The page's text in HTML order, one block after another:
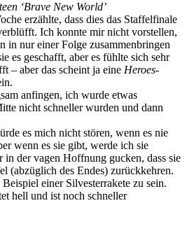
‘Brave New World’
erzählte, dass dies das Staffelfinale
Ich konnte mir nicht vorstellen,
in nur einer Folge zusammenbringen
es geschafft, aber es fühlte sich sehr
– aber das scheint ja eine Heroes-
anfingen, ich wurde etwas
nicht schneller wurden und dann
es mich nicht stören, wenn es nie
wenn es sie gibt, werde ich sie
der vagen Hoffnung gucken, dass sie
(abzüglich des Endes) zurückkehren.
einer Silvesterrakete zu sein.
hell und ist noch schneller